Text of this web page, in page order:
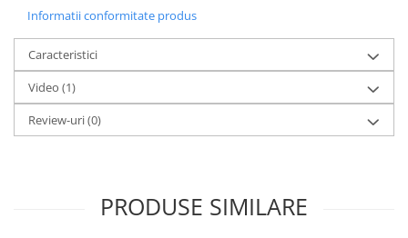
Informatii conformitate produs
Caracteristici
Video (1)
Review-uri(0)
PRODUSE SIMILARE